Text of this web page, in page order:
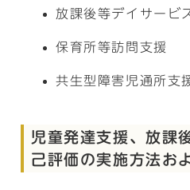
放課後等デイサービ
保育所等訪問支援
共生型障害児通所支
児童発達支援、放課
己評価の実施方法お